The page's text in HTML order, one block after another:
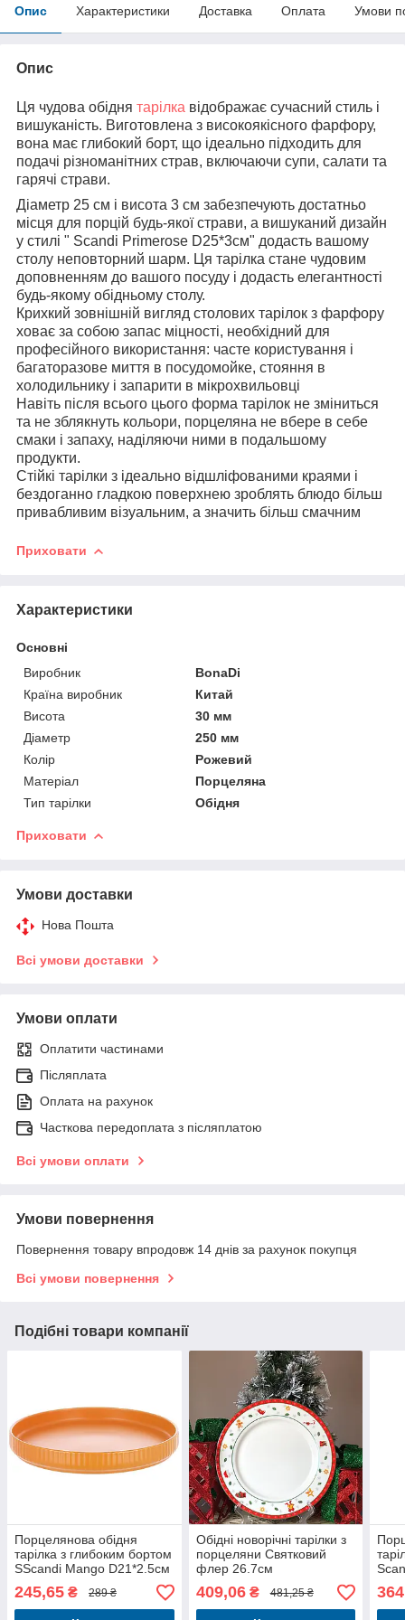
Опис Характеристики Доставка Оплата Умови
Опис
Ця чудова обідня тарілка відображає сучасний стиль і
вишуканість. Виготовлена з високоякісного фарфору,
вона має глибокий борт, що ідеально підходить для
подачі різноманітних страв, включаючи супи, салати та
гарячі страви.
Діаметр 25 см і висота 3 см забезпечують достатньо
місця для порцій будь-якої страви, а вишуканий дизайн
у стилі " Scandi Primerose D25*3см" додасть вашому
столу неповторний шарм. Ця тарілка стане чудовим
доповненням до вашого посуду і додасть елегантності
будь-якому обідньому столу.
Крихкий зовнішній вигляд столових тарілок з фарфору
ховає за собою запас міцності, необхідний для
професійного використання: часте користування і
багаторазове миття в посудомойке, стояння в
холодильнику і запарити в мікрохвильовці
Навіть після всього цього форма тарілок не зміниться
та не зблякнуть кольори, порцеляна не вбере в себе
смаки і запаху, наділяючи ними в подальшому
продукти.
Стійкі тарілки з ідеально відшліфованими краями і
бездоганно гладкою поверхнею зроблять блюдо більш
привабливим візуальним, а значить більш смачним
Приховати
Характеристики
Основні
Виробник
BonaDi
Країна виробник
Китай
Висота
30 мм
Діаметр
250 мм
Колір
Рожевий
Матеріал
Порцеляна
Тип тарілки
Обідня
Приховати
Умови доставки
Нова Пошта
Всі умови доставки
Умови оплати
Оплатити частинами
Післяплата
Оплата на рахунок
Часткова передоплата з післяплатою
Всі умови оплати
Умови повернення
Повернення товару впродовж 14 днів за рахунок покупця
Всі умови повернення
Подібні товари компанії
Порцелянова обідня
тарілка з глибоким бортом
SScandi Mango D21*2.5см
245,65 ₴ 289 ₴
Обідні новорічні тарілки з
порцеляни Святковий
флер 26.7см
409,06₴ 481,25 ₴